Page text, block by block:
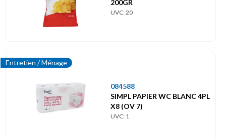
200GR
UVC: 20
Entretien / Ménage
084588
SIMPL PAPIER WC BLANC 4PL
X8 (OV 7)
UVC: 1